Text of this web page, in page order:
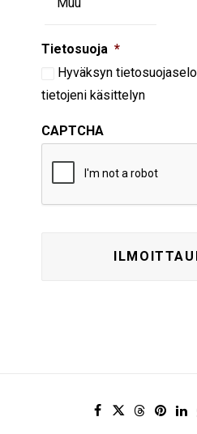
Tietosuoja *
Hyväksyn
tietojeni käsittelyn
CAPTCHA